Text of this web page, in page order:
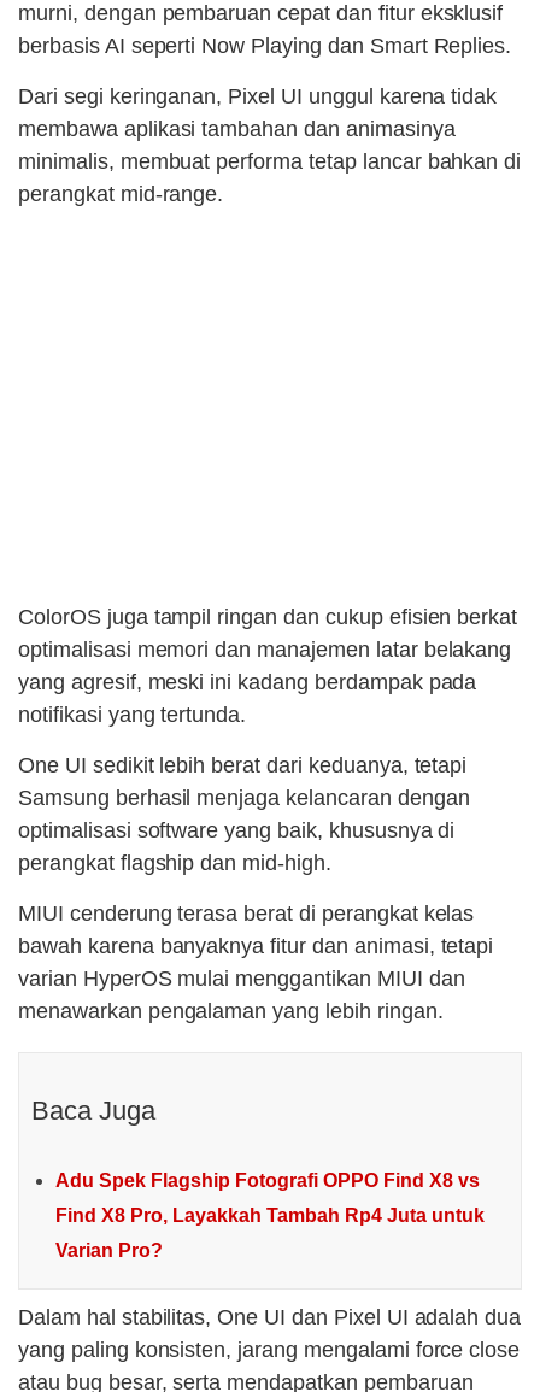
murni, dengan pembaruan cepat dan fitur eksklusif
berbasis AI seperti Now Playing dan Smart Replies.
Dari segi keringanan, Pixel UI unggul karena tidak
membawa aplikasi tambahan dan animasinya
minimalis, membuat performa tetap lancar bahkan di
perangkat mid-range.
ColorOS juga tampil ringan dan cukup efisien berkat
optimalisasi memori dan manajemen latar belakang
yang agresif, meski ini kadang berdampak pada
notifikasi yang tertunda.
One UI sedikit lebih berat dari keduanya, tetapi
Samsung berhasil menjaga kelancaran dengan
optimalisasi software yang baik, khususnya di
perangkat flagship dan mid-high.
MIUI cenderung terasa berat di perangkat kelas
bawah karena banyaknya fitur dan animasi, tetapi
varian HyperOS mulai menggantikan MIUI dan
menawarkan pengalaman yang lebih ringan.
Baca Juga
Adu Spek Flagship Fotografi OPPO Find X8 vs
Find X8 Pro, Layakkah Tambah Rp4 Juta untuk
Varian Pro?
Dalam hal stabilitas, One UI dan Pixel UI adalah dua
yang paling konsisten, jarang mengalami force close
atau bug besar, serta mendapatkan pembaruan